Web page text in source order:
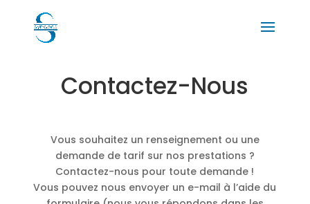
Contactez-Nous
Vous souhaitez un renseignement ou une
demande de tarif sur nos prestations ?
Contactez-nous pour toute demande !
Vous pouvez nous envoyer un e-mail à l’aide du